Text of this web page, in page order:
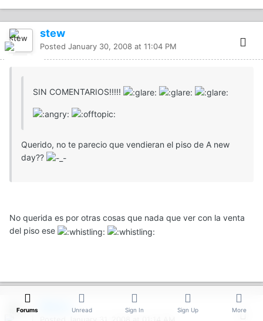
stew
Posted January 30, 2008 at 11:04 PM
SIN COMENTARIOS!!!!!
Querido, no te parecio que vendieran el piso de A new
day??
No querida es por otras cosas que nada que ver con la venta
del piso ese
Forums Unread Sign In Sign Up More